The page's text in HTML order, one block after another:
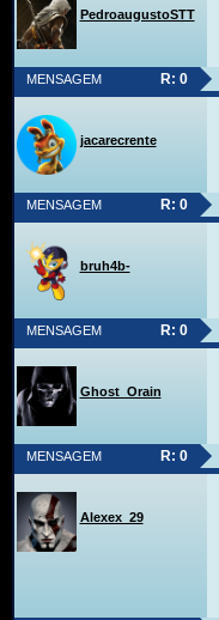
PedroaugustoSTT
MENSAGEM R: 0
jacarecrente
MENSAGEM R: 0
bruh4b-
MENSAGEM R: 0
Ghost_Orain
MENSAGEM R: 0
Alexex_29